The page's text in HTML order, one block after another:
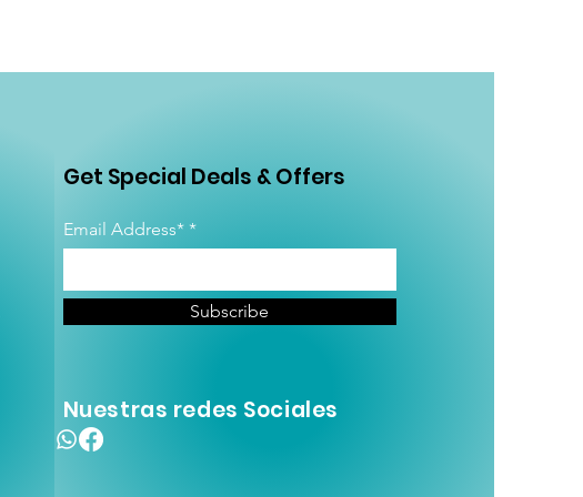
Get Special Deals & Offers
Email Address*
Subscribe
Nuestras redes Sociales